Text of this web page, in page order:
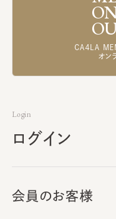
CA4LA
オン
Login
ログイン
会員のお客様